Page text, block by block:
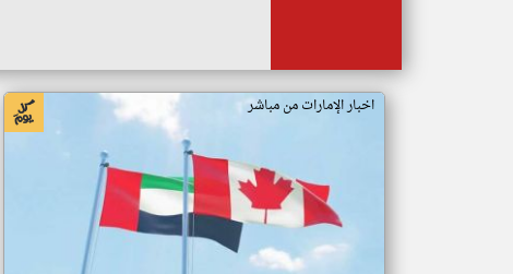
اخبار الإمارات من مباشر